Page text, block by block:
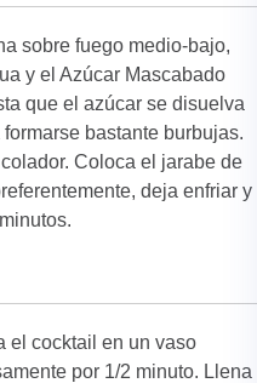
sobre fuego medio-bajo,
y el Azúcar Mascabado
que el azúcar se disuelva
bastante burbujas.
Coloca el jarabe de
deja enfriar y
el cocktail en un vaso
por 1/2 minuto. Llena